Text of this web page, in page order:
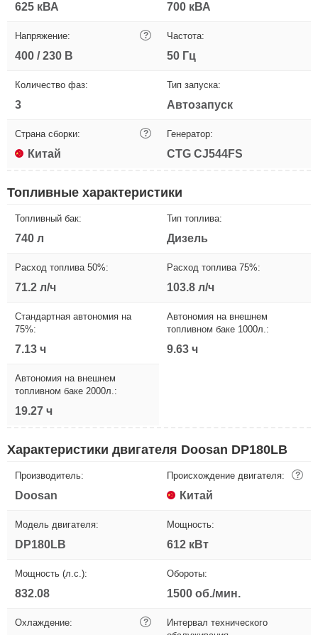
625 кВА 700 кВА
Напряжение: ?
400 / 230 В
Частота:
50 Гц
Количество фаз:
3
Тип запуска:
Автозапуск
Страна сборки: ?
Китай
Генератор:
CTG CJ544FS
Топливные характеристики
Топливный бак:
740 л
Тип топлива:
Дизель
Расход топлива 50%:
71.2 л/ч
Расход топлива 75%:
103.8 л/ч
Стандартная автономия на
75%:
7.13 ч
Автономия на внешнем
топливном баке 1000л.:
9.63 ч
Автономия на внешнем
топливном баке 2000л.:
19.27 ч
Характеристики двигателя Doosan DP180LB
Производитель:
Doosan
Происхождение двигателя: ?
Китай
Модель двигателя:
DP180LB
Мощность:
612 кВт
Мощность (л.с.):
832.08
Обороты:
1500 об./мин.
Охлаждение: ?
Интервал технического